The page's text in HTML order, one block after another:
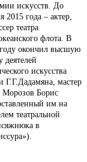
искусств. До
2015 года – актер,
театра
флота. В
окончил высшую
деятелей
искусства
Г.Г.Дадамяна, мастер
Морозов Борис
им на
театральной
в